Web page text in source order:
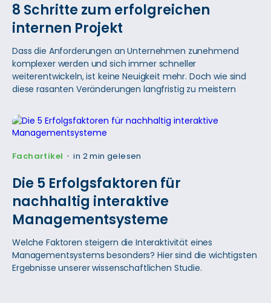
8 Schritte zum erfolgreichen
internen Projekt
Dass die Anforderungen an Unternehmen zunehmend
komplexer werden und sich immer schneller
weiterentwickeln, ist keine Neuigkeit mehr. Doch wie sind
diese rasanten Veränderungen langfristig zu meistern
Fachartikel •in 2 min gelesen
Die 5 Erfolgsfaktoren für
nachhaltig interaktive
Managementsysteme
Welche Faktoren steigern die Interaktivität eines
Managementsystems besonders? Hier sind die wichtigsten
Ergebnisse unserer wissenschaftlichen Studie.